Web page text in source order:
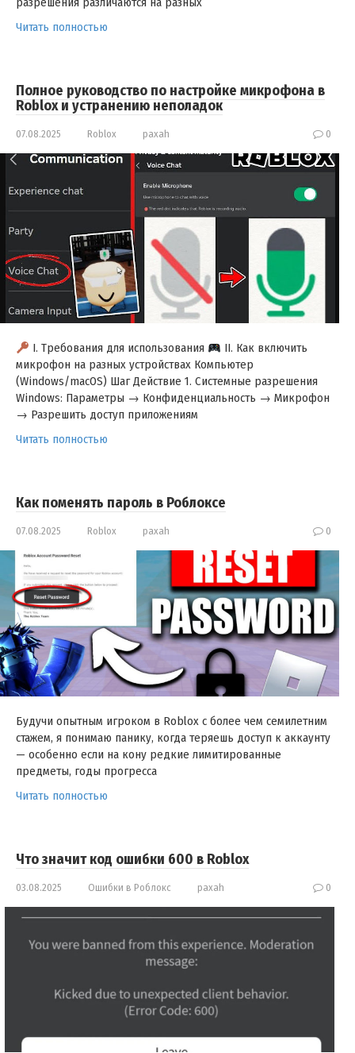
Читать полностью
Полное руководство по настройке микрофона в
Roblox и устранению неполадок
07.08.2025 Roblox paxah 0
I. Требования для использования
II. Как включить
микрофон на разных устройствах Компьютер
(Windows/macOS) Шаг Действие 1. Системные разрешения
Windows: Параметры → Конфиденциальность → Микрофон
→ Разрешить доступ приложениям
Читать полностью
Как поменять пароль в Роблоксе
07.08.2025 Roblox paxah 0
Будучи опытным игроком в Roblox с более чем семилетним
стажем, я понимаю панику, когда теряешь доступ к аккаунту
— особенно если на кону редкие лимитированные
предметы, годы прогресса
Читать полностью
Что значит код ошибки 600 в Roblox
03.08.2025 Ошибки в Роблокс paxah 0